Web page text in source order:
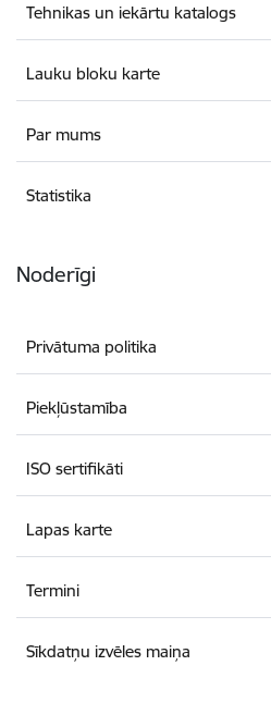
Tehnikas un iekārtu katalogs
Lauku bloku karte
Par mums
Statistika
Noderīgi
Privātuma politika
Piekļūstamība
ISO sertifikāti
Lapas karte
Termini
Sīkdatņu izvēles maiņa